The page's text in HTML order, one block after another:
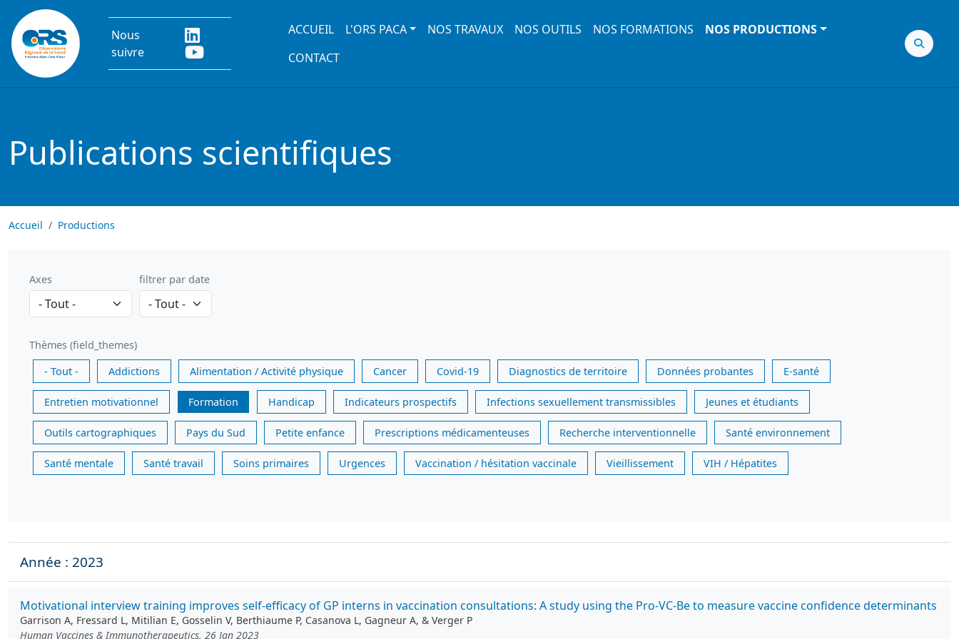
Aller au contenu principal
Nous
suivre
Main navigation
ACCUEIL L'ORS PACA NOS TRAVAUX NOS OUTILS NOS FORMATIONS
NOS PRODUCTIONS
CONTACT
Publications scientifiques
Accueil Productions
Axes filtrer par date
Thèmes (field_themes)
- Tout -
Addictions Alimentation / Activité physique Cancer Covid-19 Diagnostics de territoire Données probantes E-santé
Entretien motivationnel Formation Handicap Indicateurs prospectifs Infections sexuellement transmissibles Jeunes et étudiants
Outils cartographiques Pays du Sud Petite enfance Prescriptions médicamenteuses Recherche interventionnelle Santé environnement
Santé mentale Santé travail Soins primaires Urgences Vaccination / hésitation vaccinale Vieillissement VIH / Hépatites
Année : 2023
Motivational interview training improves self-efficacy of GP interns in vaccination consultations: A study using the Pro-VC-Be to measure vaccine confidence determinants
Garrison A, Fressard L, Mitilian E, Gosselin V, Berthiaume P, Casanova L, Gagneur A, & Verger P
Human Vaccines & Immunotherapeutics, 26 Jan 2023